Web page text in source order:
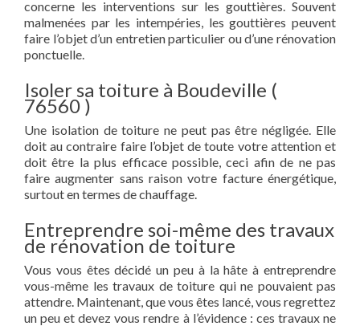
concerne les interventions sur les gouttières. Souvent
malmenées par les intempéries, les gouttières peuvent
faire l’objet d’un entretien particulier ou d’une rénovation
ponctuelle.
Isoler sa toiture à Boudeville (
76560 )
Une isolation de toiture ne peut pas être négligée. Elle
doit au contraire faire l’objet de toute votre attention et
doit être la plus efficace possible, ceci afin de ne pas
faire augmenter sans raison votre facture énergétique,
surtout en termes de chauffage.
Entreprendre soi-même des travaux
de rénovation de toiture
Vous vous êtes décidé un peu à la hâte à entreprendre
vous-même les travaux de toiture qui ne pouvaient pas
attendre. Maintenant, que vous êtes lancé, vous regrettez
un peu et devez vous rendre à l’évidence : ces travaux ne